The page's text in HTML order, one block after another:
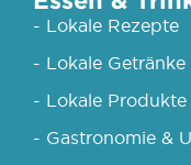
- Lokale Rezepte
- Lokale Getränke
- Lokale Produkte
- Gastronomie &